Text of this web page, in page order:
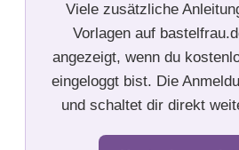
Viele zusätzliche
Vorlagen auf
angezeigt, wenn du
eingeloggt bist. Die
und schaltet dir direkt